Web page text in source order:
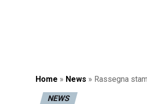
Home » News » Rassegna
NEWS